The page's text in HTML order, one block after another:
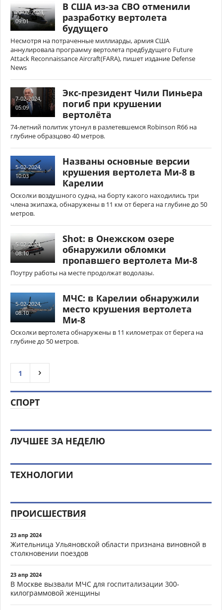
10-02-2024,
09:01
В США из-за СВО отменили
разработку вертолета
будущего
Несмотря на потраченные миллиарды, армия США
аннулировала программу вертолета предбудущего Future
Attack Reconnaissance Aircraft(FARA), пишет издание Defense
News
7-02-2024,
05:09
Экс-президент Чили Пиньера
погиб при крушении
вертолёта
74-летний политик утонул в разлетевшемся Robinson R66 на
глубине образцово 40 метров.
5-02-2024,
10:03
Названы основные версии
крушения вертолета Ми-8 в
Карелии
Осколки воздушного судна, на борту какого находились три
члена экипажа, обнаружены в 11 км от берега на глубине до 50
метров.
5-02-2024,
08:10
Shot: в Онежском озере
обнаружили обломки
пропавшего вертолета Ми-8
Поутру работы на месте продолжат водолазы.
5-02-2024,
08:10
МЧС: в Карелии обнаружили
место крушения вертолета
Ми-8
Осколки вертолета обнаружены в 11 километрах от берега на
глубине до 50 метров.
1
СПОРТ
ЛУЧШЕЕ ЗА НЕДЕЛЮ
ТЕХНОЛОГИИ
ПРОИСШЕСТВИЯ
23 апр 2024
Жительница Ульяновской области признана виновной в
столкновении поездов
23 апр 2024
В Москве вызвали МЧС для госпитализации 300-
килограммовой женщины